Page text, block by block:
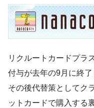
リクルートカードプラ
付与が去年の9月に終了
その後代替策としてク
ットカードで購入する